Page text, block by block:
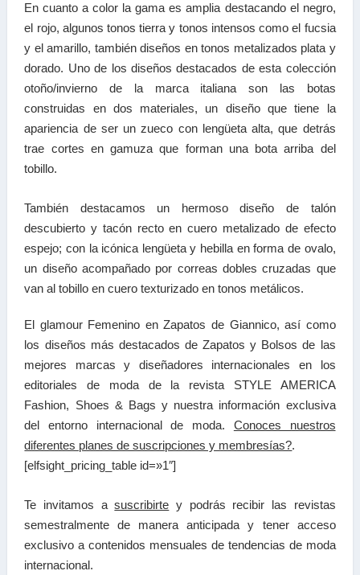
En cuanto a color la gama es amplia destacando el negro,
el rojo, algunos tonos tierra y tonos intensos como el fucsia
y el amarillo, también diseños en tonos metalizados plata y
dorado. Uno de los diseños destacados de esta colección
otoño/invierno de la marca italiana son las botas
construidas en dos materiales, un diseño que tiene la
apariencia de ser un zueco con lengüeta alta, que detrás
trae cortes en gamuza que forman una bota arriba del
tobillo.
También destacamos un hermoso diseño de talón
descubierto y tacón recto en cuero metalizado de efecto
espejo; con la icónica lengüeta y hebilla en forma de ovalo,
un diseño acompañado por correas dobles cruzadas que
van al tobillo en cuero texturizado en tonos metálicos.
El glamour Femenino en Zapatos de Giannico, así como
los diseños más destacados de Zapatos y Bolsos de las
mejores marcas y diseñadores internacionales en los
editoriales de moda de la revista STYLE AMERICA
Fashion, Shoes & Bags y nuestra información exclusiva
del entorno internacional de moda. Conoces nuestros
diferentes planes de suscripciones y membresías?.
[elfsight_pricing_table id=»1″]
Te invitamos asuscribirte y podrás recibir las revistas
semestralmente de manera anticipada y tener acceso
exclusivo a contenidos mensuales de tendencias de moda
internacional.